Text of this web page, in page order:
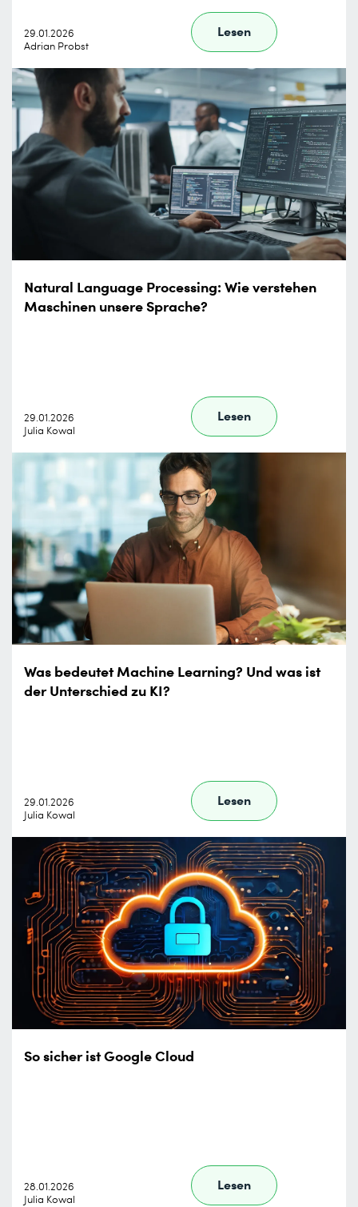
29.01.2026
Adrian Probst
Lesen
Natural Language Processing: Wie verstehen
Maschinen unsere Sprache?
29.01.2026
Julia Kowal
Lesen
Was bedeutet Machine Learning? Und was ist
der Unterschied zu KI?
29.01.2026
Julia Kowal
Lesen
So sicher ist Google Cloud
28.01.2026
Julia Kowal
Lesen